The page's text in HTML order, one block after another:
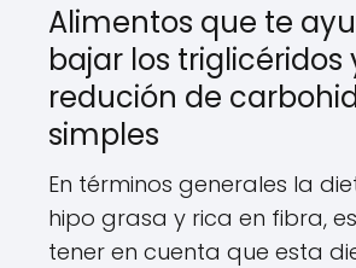
Alimentos que te
bajar los triglicéridos
redución de
simples
En términos generales la
hipo grasa y rica en fibra,
tener en cuenta que esta